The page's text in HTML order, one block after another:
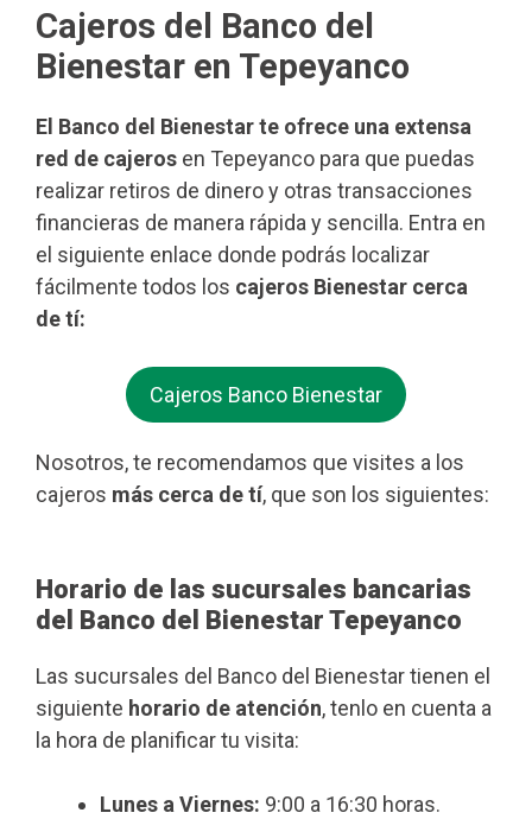
Cajeros del Banco del
Bienestar en Tepeyanco
El Banco del Bienestar te ofrece una extensa
red de cajeros en Tepeyanco para que puedas
realizar retiros de dinero y otras transacciones
financieras de manera rápida y sencilla. Entra en
el siguiente enlace donde podrás localizar
fácilmente todos los cajeros Bienestar cerca
de tí:
Cajeros Banco Bienestar
Nosotros, te recomendamos que visites a los
cajeros más cerca de tí, que son los siguientes:
Horario de las sucursales bancarias
del Banco del Bienestar Tepeyanco
Las sucursales del Banco del Bienestar tienen el
siguiente horario de atención, tenlo en cuenta a
la hora de planificar tu visita:
Lunes a Viernes: 9:00 a 16:30 horas.